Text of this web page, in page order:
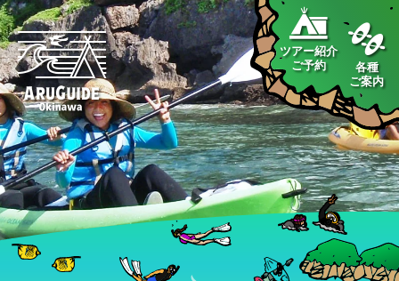
ツアー紹介
ご予約
各種
ご案内